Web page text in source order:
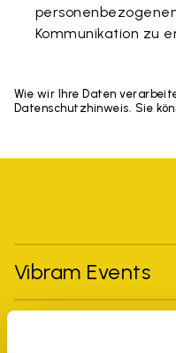
Kommunikation zu
Wie wir Ihre Daten
Datenschutzhinweis. Sie
Vibram Events